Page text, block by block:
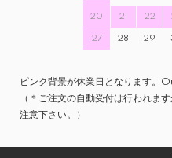
20 21 22
27 28 29
ピンク背景が休業日となります
（＊ご注文の自動受付は行われま
注意下さい。）